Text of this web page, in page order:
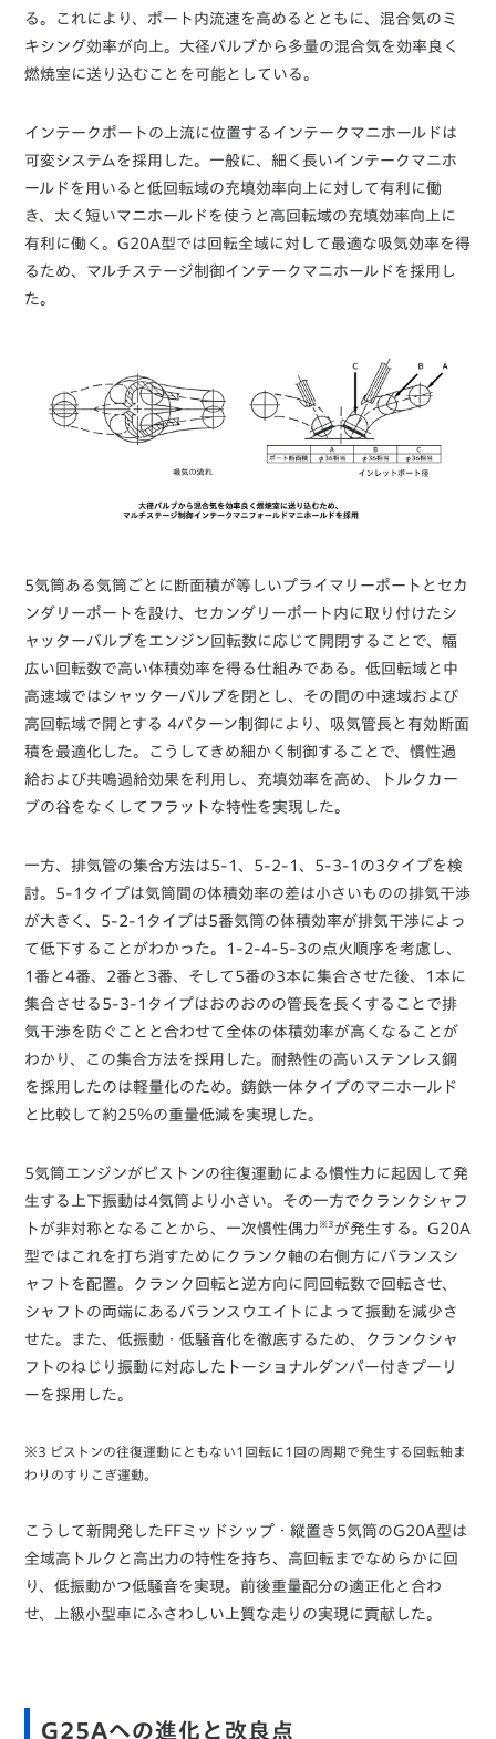
る。これにより、ポート内流速を高めるとともに、混合気のミ
キシング効率が向上。大径バルブから多量の混合気を効率良く
燃焼室に送り込むことを可能としている。
インテークポートの上流に位置するインテークマニホールドは
可変システムを採用した。一般に、細く長いインテークマニホ
ールドを用いると低回転域の充填効率向上に対して有利に働
き、太く短いマニホールドを使うと高回転域の充填効率向上に
有利に働く。G20A型では回転全域に対して最適な吸気効率を得
るため、マルチステージ制御インテークマニホールドを採用し
た。
5気筒ある気筒ごとに断面積が等しいプライマリーポートとセカ
ンダリーポートを設け、セカンダリーポート内に取り付けたシ
ャッターバルブをエンジン回転数に応じて開閉することで、幅
広い回転数で高い体積効率を得る仕組みである。低回転域と中
高速域ではシャッターバルブを閉とし、その間の中速域および
高回転域で開とする 4パターン制御により、吸気管長と有効断面
積を最適化した。こうしてきめ細かく制御することで、慣性過
給および共鳴過給効果を利用し、充填効率を高め、トルクカー
ブの谷をなくしてフラットな特性を実現した。
一方、排気管の集合方法は5-1、5-2-1、5-3-1の3タイプを検
討。5-1タイプは気筒間の体積効率の差は小さいものの排気干渉
が大きく、5-2-1タイプは5番気筒の体積効率が排気干渉によっ
て低下することがわかった。1-2-4-5-3の点火順序を考慮し、
1番と4番、2番と3番、そして5番の3本に集合させた後、1本に
集合させる5-3-1タイプはおのおのの管長を長くすることで排
気干渉を防ぐことと合わせて全体の体積効率が高くなることが
わかり、この集合方法を採用した。耐熱性の高いステンレス鋼
を採用したのは軽量化のため。鋳鉄一体タイプのマニホールド
と比較して約25％の重量低減を実現した。
5気筒エンジンがピストンの往復運動による慣性力に起因して発
生する上下振動は4気筒より小さい。その一方でクランクシャフ
トが非対称となることから、一次慣性偶力 ※3 が発生する。G20A
型ではこれを打ち消すためにクランク軸の右側方にバランスシ
ャフトを配置。クランク回転と逆方向に同回転数で回転させ、
シャフトの両端にあるバランスウエイトによって振動を減少さ
せた。また、低振動・低騒音化を徹底するため、クランクシャ
フトのねじり振動に対応したトーショナルダンパー付きプーリ
ーを採用した。
※3 ピストンの往復運動にともない1回転に1回の周期で発生する回転軸ま
わりのすりこぎ運動。
こうして新開発したFFミッドシップ・縦置き5気筒のG20A型は
全域高トルクと高出力の特性を持ち、高回転までなめらかに回
り、低振動かつ低騒音を実現。前後重量配分の適正化と合わ
せ、上級小型車にふさわしい上質な走りの実現に貢献した。
G25Aへの進化と改良点